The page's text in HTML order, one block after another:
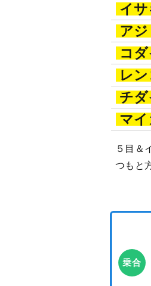
イサ
アジ
コダ
レン
チダ
マイ
５目＆
つもと